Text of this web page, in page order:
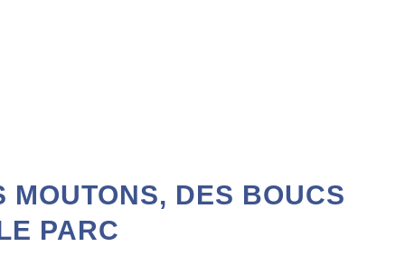
MOUTONS, DES BOUCS
PARC